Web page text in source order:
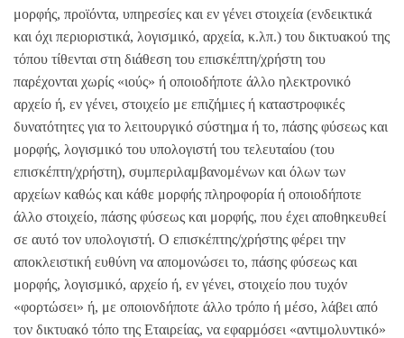
μορφής, προϊόντα, υπηρεσίες και εν γένει στοιχεία (ενδεικτικά
και όχι περιοριστικά, λογισμικό, αρχεία, κ.λπ.) του δικτυακού της
τόπου τίθενται στη διάθεση του επισκέπτη/χρήστη του
παρέχονται χωρίς «ιούς» ή οποιοδήποτε άλλο ηλεκτρονικό
αρχείο ή, εν γένει, στοιχείο με επιζήμιες ή καταστροφικές
δυνατότητες για το λειτουργικό σύστημα ή το, πάσης φύσεως και
μορφής, λογισμικό του υπολογιστή του τελευταίου (του
επισκέπτη/χρήστη), συμπεριλαμβανομένων και όλων των
αρχείων καθώς και κάθε μορφής πληροφορία ή οποιοδήποτε
άλλο στοιχείο, πάσης φύσεως και μορφής, που έχει αποθηκευθεί
σε αυτό τον υπολογιστή. Ο επισκέπτης/χρήστης φέρει την
αποκλειστική ευθύνη να απομονώσει το, πάσης φύσεως και
μορφής, λογισμικό, αρχείο ή, εν γένει, στοιχείο που τυχόν
«φορτώσει» ή, με οποιονδήποτε άλλο τρόπο ή μέσο, λάβει από
τον δικτυακό τόπο της Εταιρείας, να εφαρμόσει «αντιμολυντικό»